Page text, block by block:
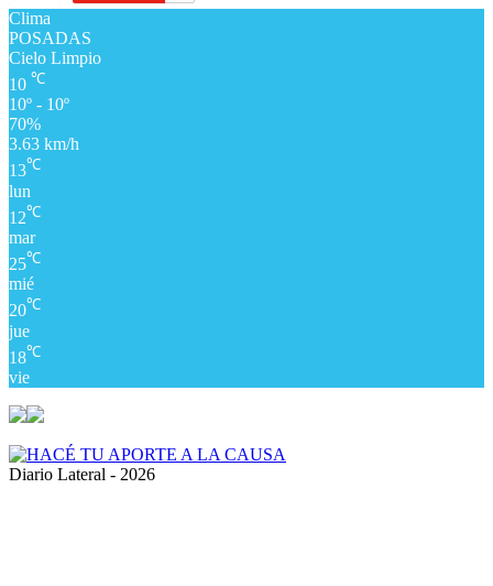
Clima
POSADAS
Cielo Limpio
10 ℃
10º - 10º
70%
3.63 km/h
13℃
lun
12℃
mar
25℃
mié
20℃
jue
18℃
vie
Diario Lateral - 2026